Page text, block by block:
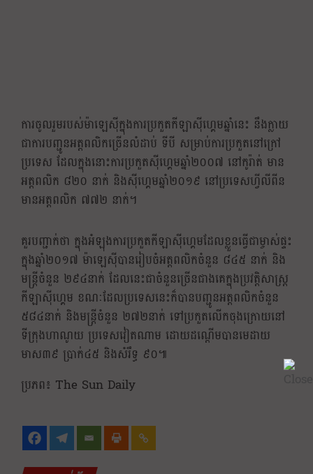
ការចូលរួមរបស់ម៉ាឡេស៊ីក្នុងការប្រកួតកីឡាស៊ីហ្គេមឆ្នាំនេះ នឹងក្លាយ
ជាការបញ្ជូនអត្តពលិកច្រើនលំដាប់ ទីបី សម្រាប់ការប្រកួតនៅក្រៅ
ប្រទេស ដែលក្នុងនោះការប្រកួតស៊ីហ្គេមឆ្នាំ២០០៧ នៅកូរ៉ាត់ មាន
អត្តពលិក ៨២០ នាក់ និងស៊ីហ្គេមឆ្នាំ២០១៩ នៅប្រទេសហ្វីលីពីន
មានអត្តពលិក ៧៧២ នាក់។
គួរបញ្ជាក់ថា ក្នុងអំឡុងការប្រកួតកីឡាស៊ីហ្គេមដែលខ្លួនធ្វើជាម្ចាស់ផ្ទះ
ក្នុងឆ្នាំ២០១៧ ម៉ាឡេស៊ីបានរៀបចំអត្តពលិកចំនួន ៨៤៥ នាក់ និង
មន្ត្រីចំនួន ២៩៤នាក់ ដែលនេះជាចំនួនច្រើនជាងគេក្នុងប្រវត្តិសាស្ត្រ
កីឡាស៊ីហ្គេម ខណៈដែលប្រទេសនេះក៏បានបញ្ជូនអត្តពលិកចំនួន
៥៨៤នាក់ និងមន្ត្រីចំនួន ២៧២នាក់ ទៅប្រកួតលើកចុងក្រោយនៅ
ទីក្រុងហាណូយ ប្រទេសវៀតណាម ដោយដណ្ដើមបានមេដាយ
មាស៣៩ ប្រាក់៤៥ និងសំរឹទ្ធ ៩០៕
ប្រភព៖ The Sun Daily